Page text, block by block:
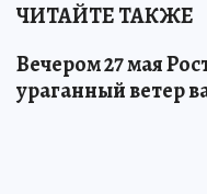
ЧИТАЙТЕ ТАКЖЕ
Вечером 27 мая
ураганный ветер